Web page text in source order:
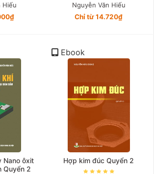
Hiếu
Nguyễn Văn Hiếu
Chỉ từ 14.720₫
Nano ôxit
Quyển 2
Ebook
Hợp kim đúc Quyển 2